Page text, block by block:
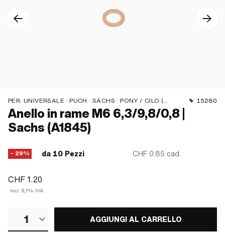
PER: UNIVERSALE · PUCH · SACHS · PONY / CILO (BETA 521 E 512) · ZÜNDAPP BELMONDO 15280
Anello in rame M6 6,3/9,8/0,8 |
Sachs (A1845)
− 29% da 10 Pezzi CHF 0.85 cad.
CHF 1.20
Incl. 8,1% IVA.
1 AGGIUNGI AL CARRELLO